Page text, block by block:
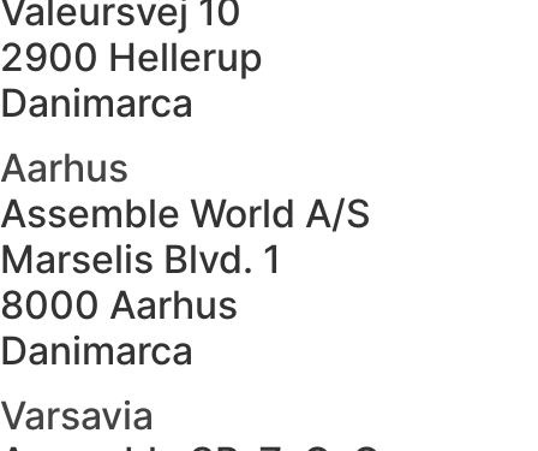
Valeursvej 10
2900 Hellerup
Danimarca
Aarhus
Assemble World A/S
Marselis Blvd. 1
8000 Aarhus
Danimarca
Varsavia